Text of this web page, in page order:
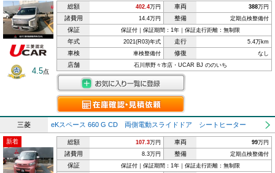
4.5点
総額 402.4万円 車両 388万円
諸費用 14.4万円 整備 定期点検整備付
保証 保証付｜保証期間：1年｜保証走行距離：無制限
年式 2021(R03)年式 走行 5.4万km
車検 車検整備付 修復 なし
店舗 石川県野々市店・UCAR BJ ののいち
三菱 eKスペース 660 G CD 両側電動スライドドア シートヒーター
新着 総額 107.3万円 車両 99万円
諸費用 8.3万円 整備 定期点検整備付
保証 保証付｜保証期間：1年｜保証走行距離：無制限